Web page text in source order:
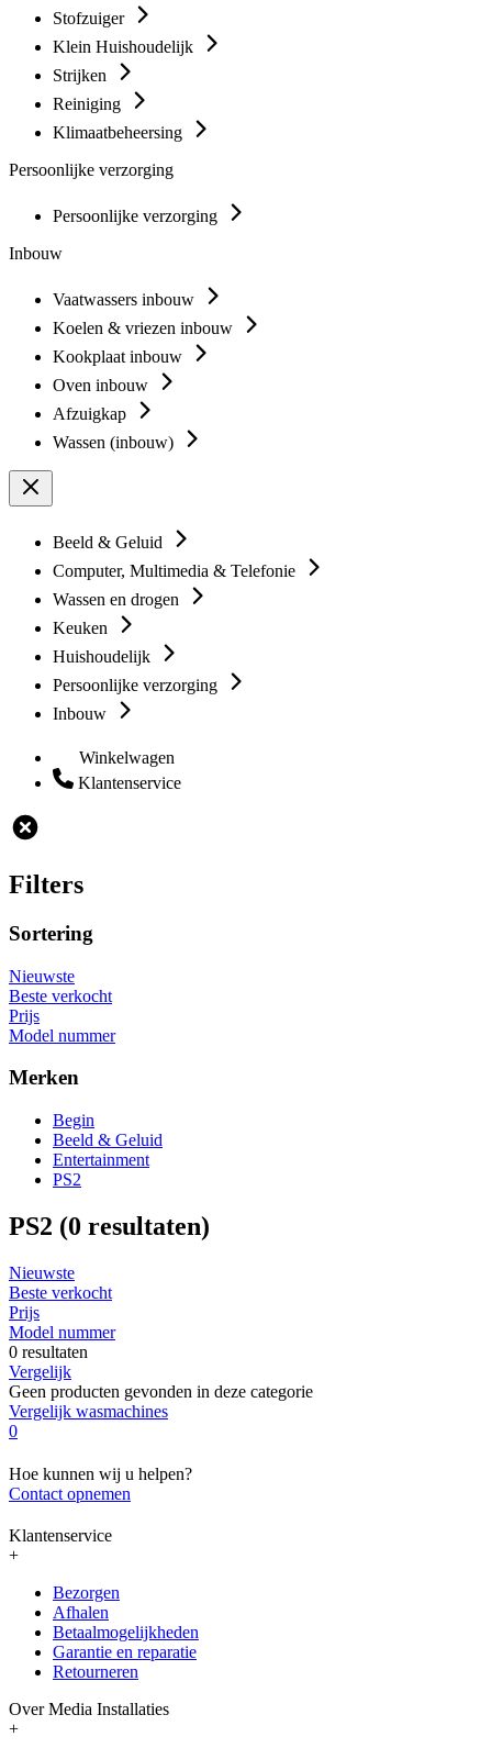
Stofzuiger
Klein Huishoudelijk
Strijken
Reiniging
Klimaatbeheersing
Persoonlijke verzorging
Persoonlijke verzorging
Inbouw
Vaatwassers inbouw
Koelen & vriezen inbouw
Kookplaat inbouw
Oven inbouw
Afzuigkap
Wassen (inbouw)
Beeld & Geluid
Computer, Multimedia & Telefonie
Wassen en drogen
Keuken
Huishoudelijk
Persoonlijke verzorging
Inbouw
Winkelwagen
Klantenservice
Filters
Sortering
Nieuwste
Beste verkocht
Prijs
Model nummer
Merken
Begin
Beeld & Geluid
Entertainment
PS2
PS2 (0 resultaten)
Nieuwste
Beste verkocht
Prijs
Model nummer
0 resultaten
Vergelijk
Geen producten gevonden in deze categorie
Vergelijk wasmachines
0
Hoe kunnen wij u helpen?
Contact opnemen
Klantenservice
+
Bezorgen
Afhalen
Betaalmogelijkheden
Garantie en reparatie
Retourneren
Over Media Installaties
+